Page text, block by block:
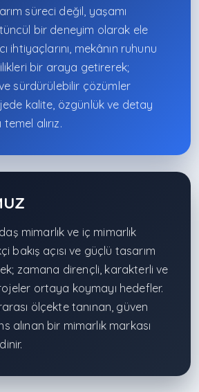
süreci değil, yaşamı
bir deneyim olarak ele
ihtiyaçlarını, mekânın ruhunu
bir araya getirerek;
sürdürülebilir çözümler
kalite, özgünlük ve detay
temel alırız.
mimarlık ve iç mimarlık
bakış açısı ve güçlü tasarım
zamana dirençli, karakterli ve
ortaya koymayı hedefler.
ölçekte tanınan, güven
alınan bir mimarlık markası